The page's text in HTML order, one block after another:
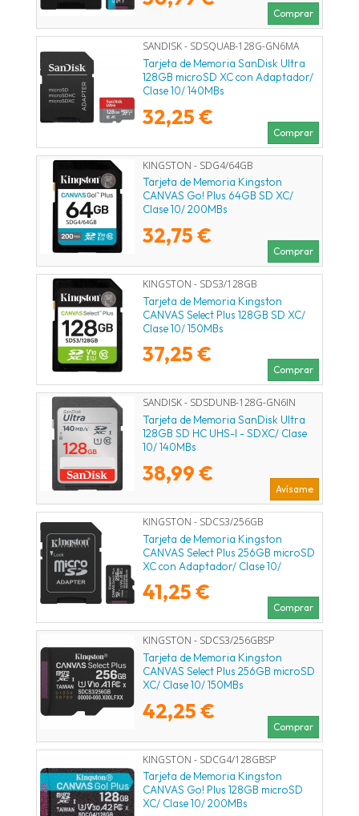
Comprar
SANDISK - SDSQUAB-128G-GN6MA
Tarjeta de Memoria SanDisk Ultra
128GB microSD XC con Adaptador/
Clase 10/ 140MBs
32,25 €
Comprar
KINGSTON - SDG4/64GB
Tarjeta de Memoria Kingston
CANVAS Go! Plus 64GB SD XC/
Clase 10/ 200MBs
32,75 €
Comprar
KINGSTON - SDS3/128GB
Tarjeta de Memoria Kingston
CANVAS Select Plus 128GB SD XC/
Clase 10/ 150MBs
37,25 €
Comprar
SANDISK - SDSDUNB-128G-GN6IN
Tarjeta de Memoria SanDisk Ultra
128GB SD HC UHS-I - SDXC/ Clase
10/ 140MBs
38,99 €
Avísame
KINGSTON - SDCS3/256GB
Tarjeta de Memoria Kingston
CANVAS Select Plus 256GB microSD
XC con Adaptador/ Clase 10/
41,25 €
Comprar
KINGSTON - SDCS3/256GBSP
Tarjeta de Memoria Kingston
CANVAS Select Plus 256GB microSD
XC/ Clase 10/ 150MBs
42,25 €
Comprar
KINGSTON - SDCG4/128GBSP
Tarjeta de Memoria Kingston
CANVAS Go! Plus 128GB microSD
XC/ Clase 10/ 200MBs